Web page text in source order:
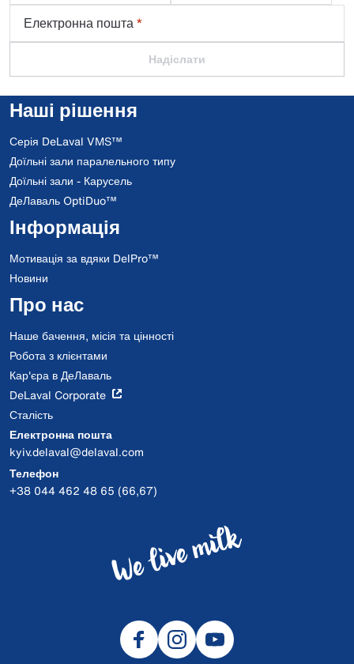
Електронна пошта*
Надіслати
Наші рішення
Серія DeLaval VMS™
Доїльні зали паралельного типу
Доїльні зали - Карусель
ДеЛаваль OptiDuo™
Інформація
Мотивація за вдяки DelPro™
Новини
Про нас
Наше бачення, місія та цінності
Робота з клієнтами
Кар'єра в ДеЛаваль
DeLaval Corporate
Сталість
Електронна пошта
kyiv.delaval@delaval.com
Телефон
+38 044 462 48 65 (66,67)